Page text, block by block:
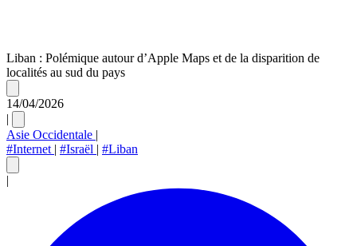
Liban : Polémique autour d’Apple Maps et de la disparition de
localités au sud du pays
14/04/2026
|
Asie Occidentale |
#Internet | #Israël | #Liban
|